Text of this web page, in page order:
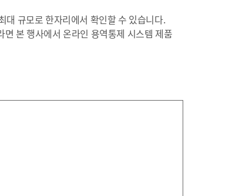
대 규모로 한자리에서 확인할 수 있습니다.
본 행사에서 온라인 용역통제 시스템 제품